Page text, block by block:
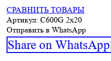
СРАВНИТЬ ТОВАРЫ
Артикул: С600G 2х20
Отправить в WhatsApp
Share on WhatsApp